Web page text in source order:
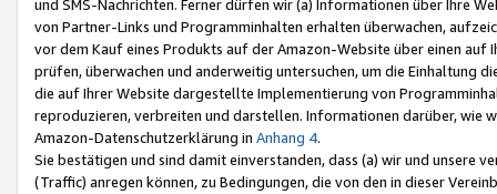
und SMS-Nachrichten. Ferner dürfen wir (a) Informationen über Ihre
von Partner-Links und Programminhalten erhalten überwachen,
vor dem Kauf eines Produkts auf der Amazon-Website über einen
prüfen, überwachen und anderweitig untersuchen, um die Einhaltung
die auf Ihrer Website dargestellte Implementierung von
reproduzieren, verbreiten und darstellen. Informationen darüber, wie
Amazon-Datenschutzerklärung in Anhang 4.
Sie bestätigen und sind damit einverstanden, dass (a) wir und
(Traffic) anregen können, zu Bedingungen, die von den in dieser